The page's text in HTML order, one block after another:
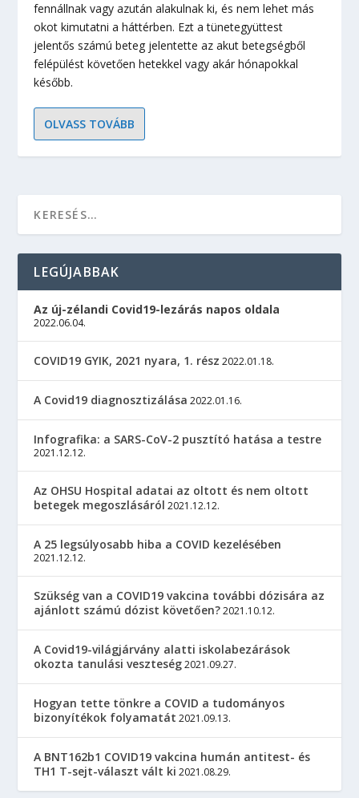
fennállnak vagy azután alakulnak ki, és nem lehet más
okot kimutatni a háttérben. Ezt a tünetegyüttest
jelentős számú beteg jelentette az akut betegségből
felépülést követően hetekkel vagy akár hónapokkal
később.
OLVASS TOVÁBB
LEGÚJABBAK
Az új-zélandi Covid19-lezárás napos oldala
2022.06.04.
COVID19 GYIK, 2021 nyara, 1. rész 2022.01.18.
A Covid19 diagnosztizálása 2022.01.16.
Infografika: a SARS-CoV-2 pusztító hatása a testre
2021.12.12.
Az OHSU Hospital adatai az oltott és nem oltott
betegek megoszlásáról 2021.12.12.
A 25 legsúlyosabb hiba a COVID kezelésében
2021.12.12.
Szükség van a COVID19 vakcina további dózisára az
ajánlott számú dózist követően? 2021.10.12.
A Covid19-világjárvány alatti iskolabezárások
okozta tanulási veszteség 2021.09.27.
Hogyan tette tönkre a COVID a tudományos
bizonyítékok folyamatát 2021.09.13.
A BNT162b1 COVID19 vakcina humán antitest- és
TH1 T-sejt-választ vált ki 2021.08.29.